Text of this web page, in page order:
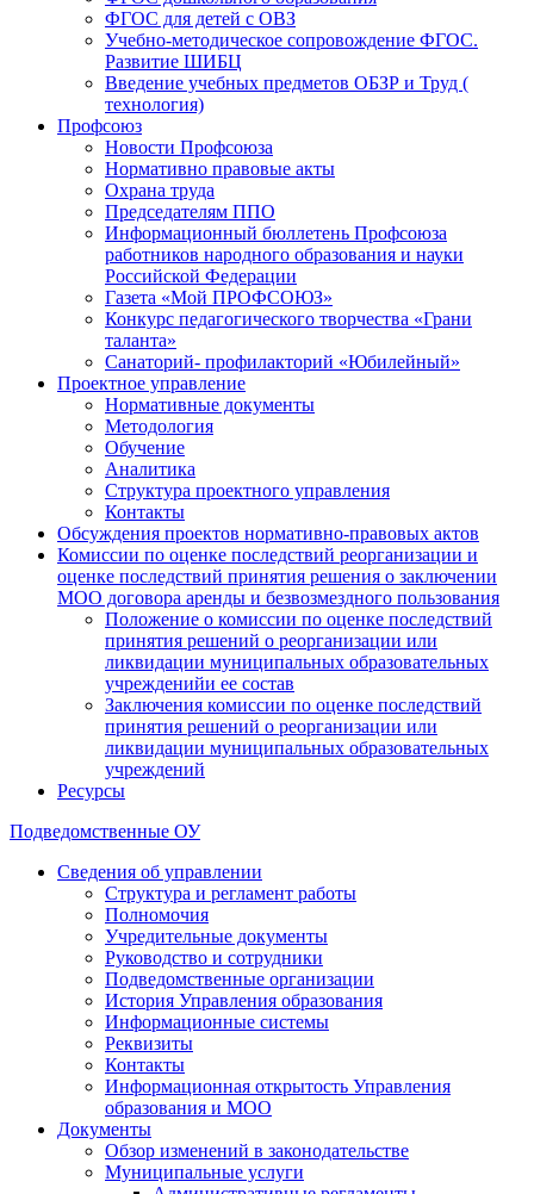
ФГОС для детей с ОВЗ
Учебно-методическое сопровождение ФГОС.
Развитие ШИБЦ
Введение учебных предметов ОБЗР и Труд (
технология)
Профсоюз
Новости Профсоюза
Нормативно правовые акты
Охрана труда
Председателям ППО
Информационный бюллетень Профсоюза
работников народного образования и науки
Российской Федерации
Газета «Мой ПРОФСОЮЗ»
Конкурс педагогического творчества «Грани
таланта»
Санаторий- профилакторий «Юбилейный»
Проектное управление
Нормативные документы
Методология
Обучение
Аналитика
Структура проектного управления
Контакты
Обсуждения проектов нормативно-правовых актов
Комиссии по оценке последствий реорганизации и
оценке последствий принятия решения о заключении
МОО договора аренды и безвозмездного пользования
Положение о комиссии по оценке последствий
принятия решений о реорганизации или
ликвидации муниципальных образовательных
учрежденийи ее состав
Заключения комиссии по оценке последствий
принятия решений о реорганизации или
ликвидации муниципальных образовательных
учреждений
Ресурсы
Подведомственные ОУ
Сведения об управлении
Структура и регламент работы
Полномочия
Учредительные документы
Руководство и сотрудники
Подведомственные организации
История Управления образования
Информационные системы
Реквизиты
Контакты
Информационная открытость Управления
образования и МОО
Документы
Обзор изменений в законодательстве
Муниципальные услуги